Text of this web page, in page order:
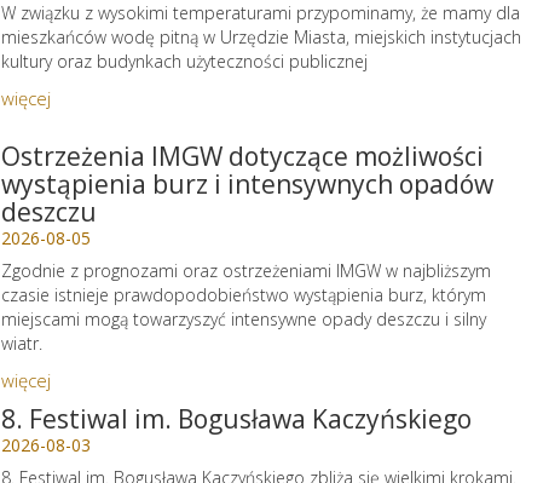
W związku z wysokimi temperaturami przypominamy, że mamy dla
mieszkańców wodę pitną w Urzędzie Miasta, miejskich instytucjach
kultury oraz budynkach użyteczności publicznej
więcej
Ostrzeżenia IMGW dotyczące możliwości
wystąpienia burz i intensywnych opadów
deszczu
2026-08-05
Zgodnie z prognozami oraz ostrzeżeniami IMGW w najbliższym
czasie istnieje prawdopodobieństwo wystąpienia burz, którym
miejscami mogą towarzyszyć intensywne opady deszczu i silny
wiatr.
więcej
8. Festiwal im. Bogusława Kaczyńskiego
2026-08-03
8. Festiwal im. Bogusława Kaczyńskiego zbliża się wielkimi krokami.